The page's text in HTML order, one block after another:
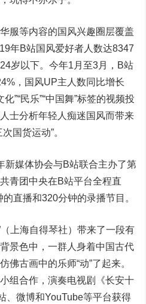
等内容的国风兴趣圈层覆盖
年B站国风爱好者人数达8347
岁以下。今年1月至3月，B站
，国风UP主人数同比增长
”“民乐”“中国舞”标签的视频投
士分析年轻人痴迷国风而带来
国货运动”。
媒体协会与B站联合主办了第
青团中央在B站平台全程直
直播和320分钟的录播节目。
上海自得琴社）带来了一段有
景色中，一群人身着中国古代
佛古画中的乐师“动”了起来。
组合作，演奏电视剧《长安十
、微博和YouTube等平台获得